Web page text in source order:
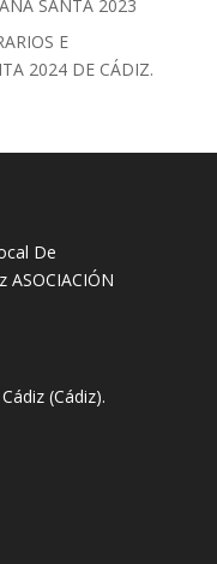
SANTA 2023
E
2024 DE CÁDIZ.
De
ASOCIACIÓN
(Cádiz).